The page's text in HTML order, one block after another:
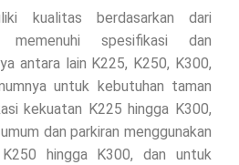
kualitas berdasarkan dari
memenuhi spesifikasi dan
antara lain K225, K250, K300,
untuk kebutuhan taman
kekuatan K225 hingga K300,
dan parkiran menggunakan
hingga K300, dan untuk